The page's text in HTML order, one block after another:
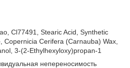
Cl77491, Stearic Acid, Synthetic
Copernicia Cerifera (Carnauba) Wax,
3-(2-Ethylhexyloxy)propan-1
непереносимость